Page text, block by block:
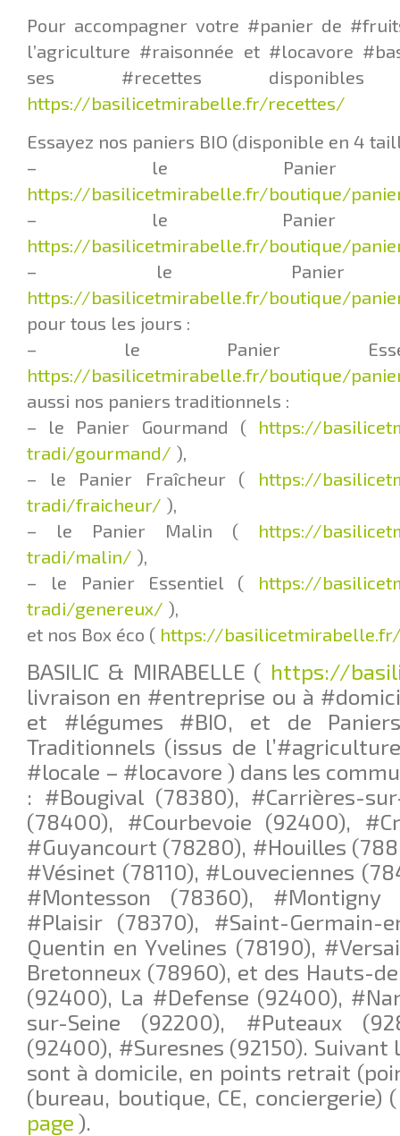
Pour accompagner votre #panier de
l’agriculture #raisonnée et #locavore
ses #recettes
https://basilicetmirabelle.fr/recettes/
Essayez nos paniers BIO (disponible en 4
– le Panier
https://basilicetmirabelle.fr/boutique/
– le Panier
https://basilicetmirabelle.fr/boutique/
– le Panier
https://basilicetmirabelle.fr/boutique/
pour tous les jours :
– le Panier
https://basilicetmirabelle.fr/boutique/
aussi nos paniers traditionnels :
– le Panier Gourmand ( https://
tradi/gourmand/ ),
– le Panier Fraîcheur ( https://
tradi/fraicheur/ ),
– le Panier Malin ( https://
tradi/malin/ ),
– le Panier Essentiel ( https://
tradi/genereux/ ),
et nos Box éco ( https://
BASILIC & MIRABELLE ( https://
livraison en #entreprise ou à
et #légumes #BIO, et de
Traditionnels (issus de
#locale – #locavore ) dans les
: #Bougival (78380), #Carrières-
(78400), #Courbevoie (92400),
#Guyancourt (78280), #Houilles
#Vésinet (78110), #Louveciennes
#Montesson (78360), #Montigny
#Plaisir (78370), #Saint-Germain-
Quentin en Yvelines (78190),
Bretonneux (78960), et des Hauts-
(92400), La #Defense (92400),
sur-Seine (92200), #Puteaux
(92400), #Suresnes (92150).
sont à domicile, en points retrait
(bureau, boutique, CE, conciergerie)
page ).